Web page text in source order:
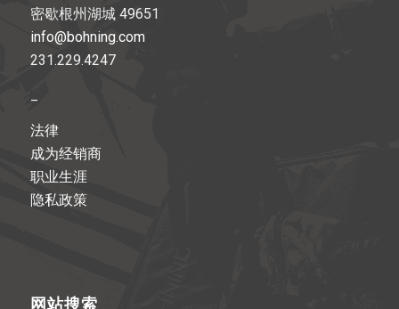
密歇根州湖城 49651
info@bohning.com
231.229.4247
法律
成为经销商
职业生涯
隐私政策
网站搜索